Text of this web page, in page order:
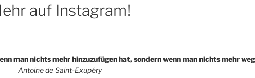
auf Instagram!
man nichts mehr hinzuzufügen hat, sondern wenn man nichts mehr
Antoine de Saint-Exupéry